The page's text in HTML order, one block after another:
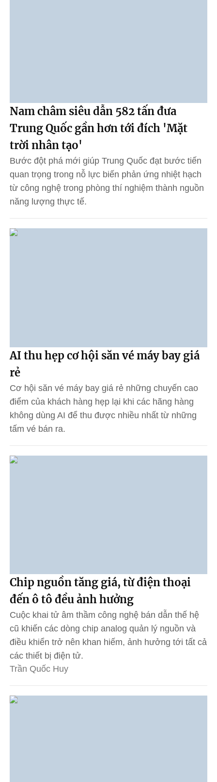
Nam châm siêu dẫn 582 tấn đưa
Trung Quốc gần hơn tới đích 'Mặt
trời nhân tạo'
Bước đột phá mới giúp Trung Quốc đạt bước tiến
quan trọng trong nỗ lực biến phản ứng nhiệt hạch
từ công nghệ trong phòng thí nghiệm thành nguồn
năng lượng thực tế.
AI thu hẹp cơ hội săn vé máy bay giá
rẻ
Cơ hội săn vé máy bay giá rẻ những chuyến cao
điểm của khách hàng hẹp lại khi các hãng hàng
không dùng AI để thu được nhiều nhất từ những
tấm vé bán ra.
Chip nguồn tăng giá, từ điện thoại
đến ô tô đều ảnh hưởng
Cuộc khai tử âm thầm công nghệ bán dẫn thế hệ
cũ khiến các dòng chip analog quản lý nguồn và
điều khiển trở nên khan hiếm, ảnh hưởng tới tất cả
các thiết bị điện tử.
Trần Quốc Huy